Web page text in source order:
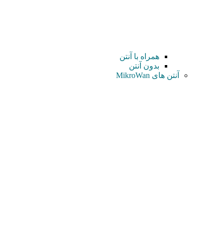
همراه با آنتن
بدون آنتن
آنتن های MikroWan